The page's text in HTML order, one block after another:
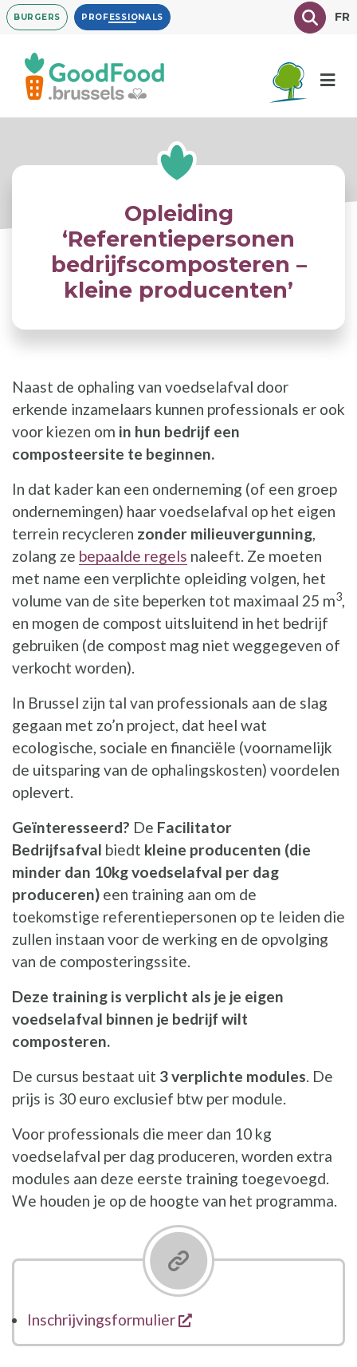
Overslaan
en
inhoud
gaan
BURGERS PROFESSIONALS TexteFR
Opleiding
‘Referentiepersonen
bedrijfscomposteren –
kleine producenten’
Naast de ophaling van voedselafval door
erkende inzamelaars kunnen professionals er ook
voor kiezen om in hun bedrijf een
composteersite te beginnen.
In dat kader kan een onderneming (of een groep
ondernemingen) haar voedselafval op het eigen
terrein recycleren zonder milieuvergunning,
zolang ze bepaalde regels naleeft. Ze moeten
met name een verplichte opleiding volgen, het
volume van de site beperken tot maximaal 25 m3,
en mogen de compost uitsluitend in het bedrijf
gebruiken (de compost mag niet weggegeven of
verkocht worden).
In Brussel zijn tal van professionals aan de slag
gegaan met zo’n project, dat heel wat
ecologische, sociale en financiële (voornamelijk
de uitsparing van de ophalingskosten) voordelen
oplevert.
Geïnteresseerd? De Facilitator
Bedrijfsafval biedt kleine producenten (die
minder dan 10kg voedselafval per dag
produceren) een training aan om de
toekomstige referentiepersonen op te leiden die
zullen instaan voor de werking en de opvolging
van de composteringssite.
Deze training is verplicht als je je eigen
voedselafval binnen je bedrijf wilt
composteren.
De cursus bestaat uit 3 verplichte modules. De
prijs is 30 euro exclusief btw per module.
Voor professionals die meer dan 10 kg
voedselafval per dag produceren, worden extra
modules aan deze eerste training toegevoegd.
We houden je op de hoogte van het programma.
Inschrijvingsformulier opent een nieuw